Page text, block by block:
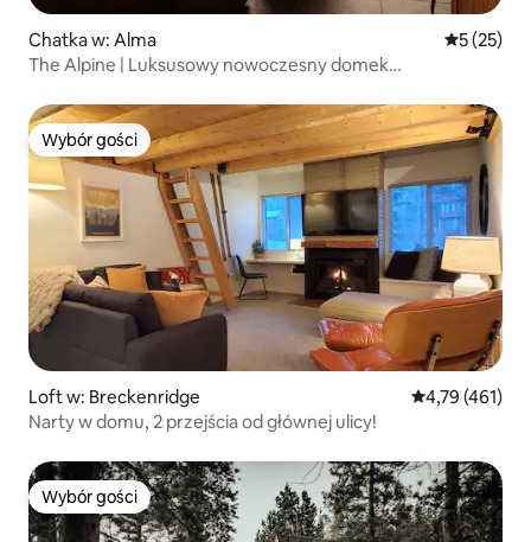
Chatka w: Alma Średnia
5 (25)
The Alpine | Luksusowy nowoczesny domek
Wybór gości
Wybór gości
Loft w: Breckenridge Średnia
4,79 (461)
Narty w domu, 2 przejścia od głównej ulicy!
Wybór gości
Wybór gości